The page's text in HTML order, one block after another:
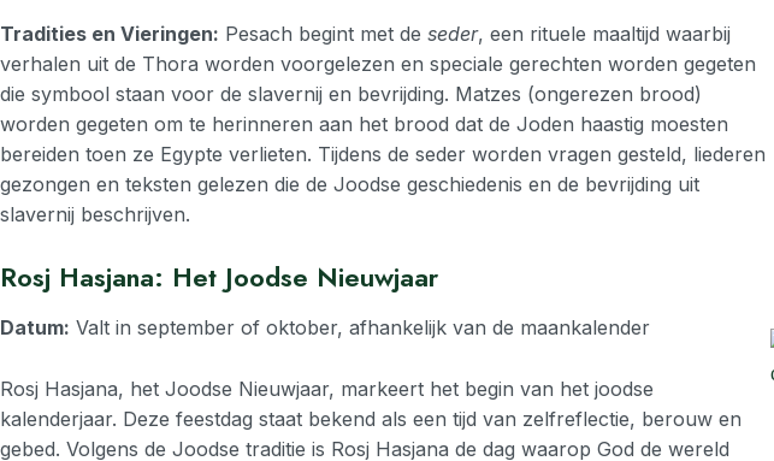
Tradities en Vieringen: Pesach begint met de seder, een rituele maaltijd waarbij
verhalen uit de Thora worden voorgelezen en speciale gerechten worden gegeten
die symbool staan voor de slavernij en bevrijding. Matzes (ongerezen brood)
worden gegeten om te herinneren aan het brood dat de Joden haastig moesten
bereiden toen ze Egypte verlieten. Tijdens de seder worden vragen gesteld, liederen
gezongen en teksten gelezen die de Joodse geschiedenis en de bevrijding uit
slavernij beschrijven.
Rosj Hasjana: Het Joodse Nieuwjaar
Datum: Valt in september of oktober, afhankelijk van de maankalender
Rosj Hasjana, het Joodse Nieuwjaar, markeert het begin van het joodse
kalenderjaar. Deze feestdag staat bekend als een tijd van zelfreflectie, berouw en
gebed. Volgens de Joodse traditie is Rosj Hasjana de dag waarop God de wereld